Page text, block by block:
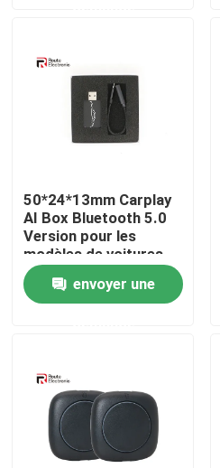
A propos de nous
Visite d'usine
Contact
nouvelles
Demande de soumission
Android Autoradio Stéréo
50*24*13mm Carplay
AI Box Bluetooth 5.0
Version pour les
modèles de voitures
compatibles
envoyer une